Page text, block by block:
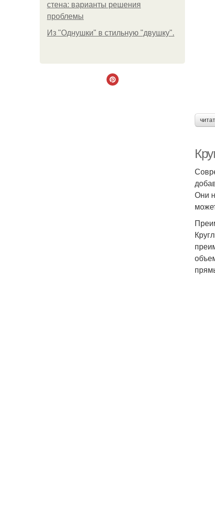
стена: варианты решения
проблемы
Из "Однушки" в стильную "двушку".
Они